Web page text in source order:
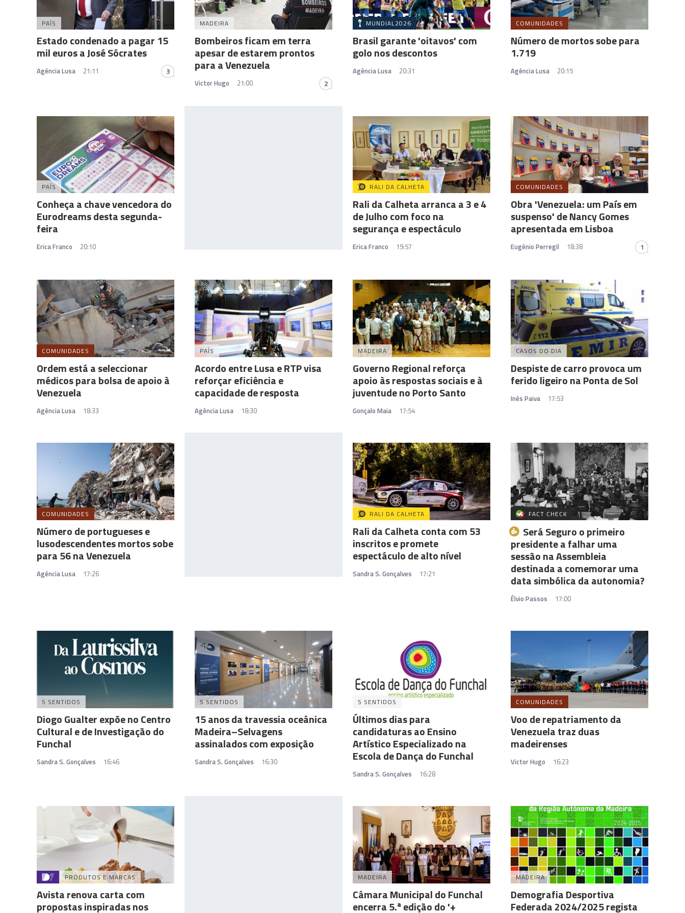
PAÍS
Estado condenado a pagar 15
mil euros a José Sócrates
Agência Lusa 21:11 3
MADEIRA
Bombeiros ficam em terra
apesar de estarem prontos
para a Venezuela
Victor Hugo 21:00 2
MUNDIAL2026
Brasil garante 'oitavos' com
golo nos descontos
Agência Lusa 20:31
COMUNIDADES
Número de mortos sobe para
1.719
Agência Lusa 20:15
PAÍS
Conheça a chave vencedora do
Eurodreams desta segunda-
feira
Erica Franco 20:10
RALI DA CALHETA
Rali da Calheta arranca a 3 e 4
de Julho com foco na
segurança e espectáculo
Erica Franco 19:57
COMUNIDADES
Obra 'Venezuela: um País em
suspenso' de Nancy Gomes
apresentada em Lisboa
Eugénio Perregil 18:38 1
COMUNIDADES
Ordem está a seleccionar
médicos para bolsa de apoio à
Venezuela
Agência Lusa 18:33
PAÍS
Acordo entre Lusa e RTP visa
reforçar eficiência e
capacidade de resposta
Agência Lusa 18:30
MADEIRA
Governo Regional reforça
apoio às respostas sociais e à
juventude no Porto Santo
Gonçalo Maia 17:54
CASOS DO DIA
Despiste de carro provoca um
ferido ligeiro na Ponta de Sol
Inês Paiva 17:53
COMUNIDADES
Número de portugueses e
lusodescendentes mortos sobe
para 56 na Venezuela
Agência Lusa 17:26
RALI DA CALHETA
Rali da Calheta conta com 53
inscritos e promete
espectáculo de alto nível
Sandra S. Gonçalves 17:21
FACT CHECK
Será Seguro o primeiro
presidente a falhar uma
sessão na Assembleia
destinada a comemorar uma
data simbólica da autonomia?
Élvio Passos 17:00
5 SENTIDOS
Diogo Gualter expõe no Centro
Cultural e de Investigação do
Funchal
Sandra S. Gonçalves 16:46
5 SENTIDOS
15 anos da travessia oceânica
Madeira–Selvagens
assinalados com exposição
Sandra S. Gonçalves 16:30
5 SENTIDOS
Últimos dias para
candidaturas ao Ensino
Artístico Especializado na
Escola de Dança do Funchal
Sandra S. Gonçalves 16:28
COMUNIDADES
Voo de repatriamento da
Venezuela traz duas
madeirenses
Victor Hugo 16:23
PRODUTOS E MARCAS
Avista renova carta com
propostas inspiradas nos
MADEIRA
Câmara Municipal do Funchal
encerra 5.ª edição do '+
MADEIRA
Demografia Desportiva
Federada 2024/2025 regista